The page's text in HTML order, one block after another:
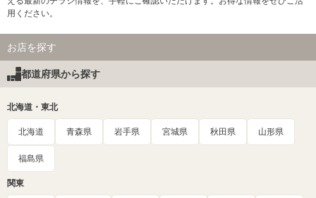
用ください。
お店を探す
都道府県から探す
北海道・東北
北海道 青森県 岩手県 宮城県 秋田県 山形県
福島県
関東